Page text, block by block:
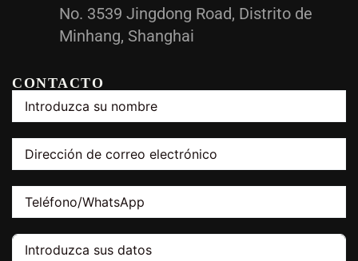
No. 3539 Jingdong Road, Distrito de
Minhang, Shanghai
CONTACTO